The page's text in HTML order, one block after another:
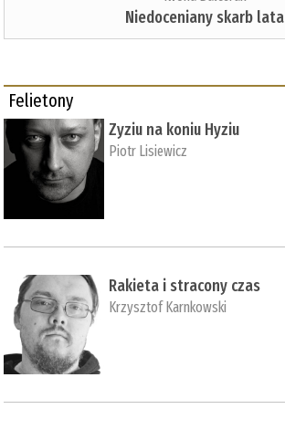
Niedoceniany skarb lata
Felietony
Zyziu na koniu Hyziu
Piotr Lisiewicz
Rakieta i stracony czas
Krzysztof Karnkowski